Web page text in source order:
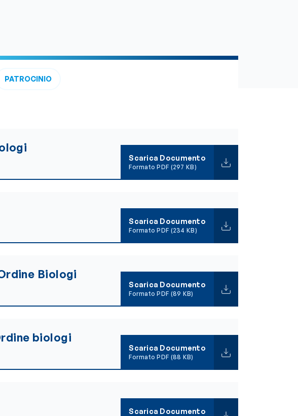
PATROCINIO
Scarica Documento
Formato PDF (297 KB)
Scarica Documento
Formato PDF (234 KB)
Biologi
Scarica Documento
Formato PDF (89 KB)
biologi
Scarica Documento
Formato PDF (88 KB)
Scarica Documento